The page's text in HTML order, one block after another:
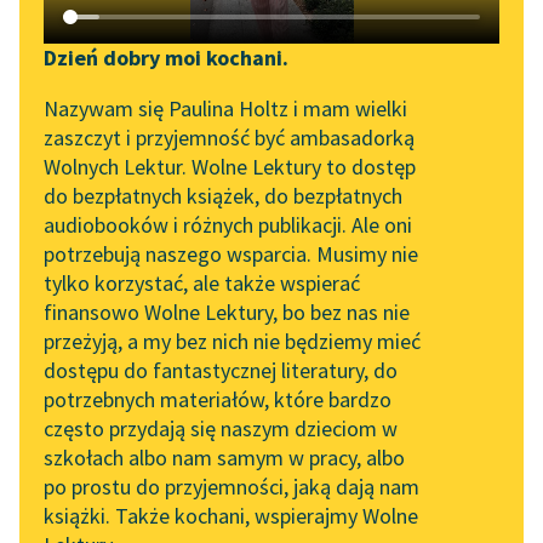
Katalog DAISY
Podkasty o książkach
Zgłoś brak utworu
Aktualności
„Prokurator Alicja Horn”
do słuchania
Byliśmy częścią AI Impact
Lab
Zapraszamy na spotkanie
online z tłumaczkami
literatury skandynawskiej
Spotkanie z Katarzyną
Tunkiel w Oslo
102. lata temu zmarł
Joseph Conrad
Narzędzia
Mapa Wolnych Lektur
Leśmianator
Przewodnik dla piszących i
czytających
API
OAI-PMH
Widget Wolnych Lektur
Przypisy
Dzień dobry moi kochani.
Nazywam się Paulina Holtz i mam wielki
zaszczyt i przyjemność być ambasadorką
Wolnych Lektur. Wolne Lektury to dostęp
do bezpłatnych książek, do bezpłatnych
audiobooków i różnych publikacji. Ale oni
potrzebują naszego wsparcia. Musimy nie
tylko korzystać, ale także wspierać
finansowo Wolne Lektury, bo bez nas nie
przeżyją, a my bez nich nie będziemy mieć
dostępu do fantastycznej literatury, do
potrzebnych materiałów, które bardzo
często przydają się naszym dzieciom w
szkołach albo nam samym w pracy, albo
po prostu do przyjemności, jaką dają nam
książki. Także kochani, wspierajmy Wolne
Kołysanka jodłowa (tomik)
Kołysanka jodłowa, Przekłady
Święto zwycięstwa
pobierz książkę
czytaj online